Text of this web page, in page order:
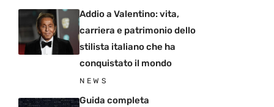
Addio a Valentino: vita,
carriera e patrimonio dello
stilista italiano che ha
conquistato il mondo
NEWS
Guida completa